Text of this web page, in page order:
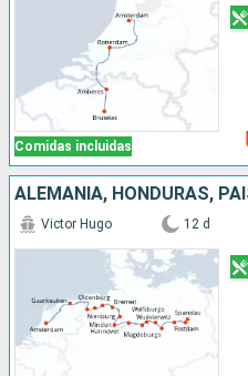
Comidas incluidas
ALEMANIA, HONDURAS,
Victor Hugo 12 d